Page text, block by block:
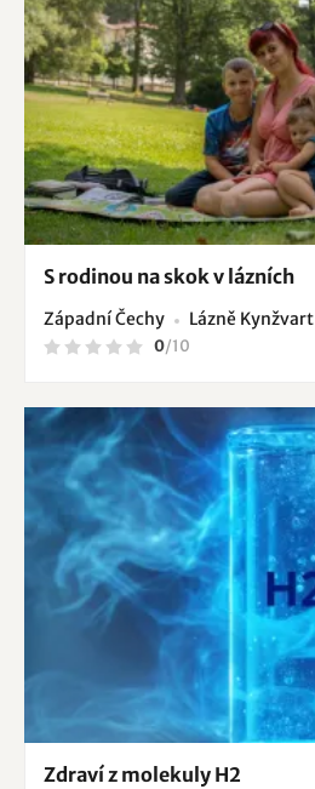
S rodinou na skok v lázních
Západní Čechy Lázně Kynžvart
0/10
Zdraví z molekuly H2